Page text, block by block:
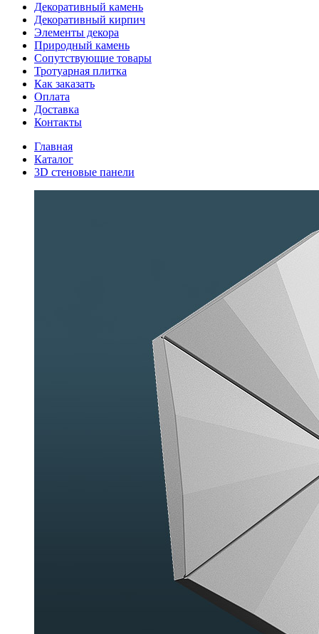
Декоративный камень
Декоративный кирпич
Элементы декора
Природный камень
Сопутствующие товары
Тротуарная плитка
Как заказать
Оплата
Доставка
Контакты
Главная
Каталог
3D стеновые панели